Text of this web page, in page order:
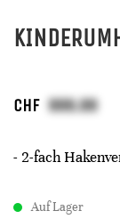
CHF
- 2-fach
Auf Lager